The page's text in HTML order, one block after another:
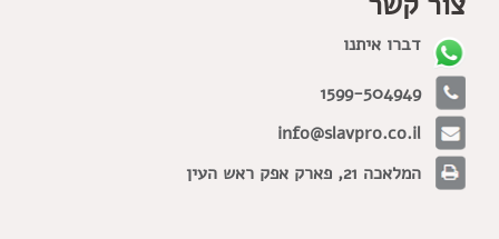
דברו איתנו
1599-504949
info@slavpro.co.il
המלאכה 21, פארק אפק ראש העין